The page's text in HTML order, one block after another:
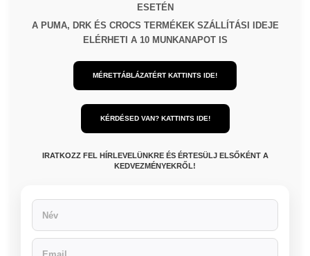
ESETÉN
A PUMA, DRK ÉS CROCS TERMÉKEK SZÁLLÍTÁSI IDEJE
ELÉRHETI A 10 MUNKANAPOT IS
MÉRETTÁBLÁZATÉRT KATTINTS IDE!
KÉRDÉSED VAN? KATTINTS IDE!
IRATKOZZ FEL HÍRLEVELÜNKRE ÉS ÉRTESÜLJ ELSŐKÉNT A
KEDVEZMÉNYEKRŐL!